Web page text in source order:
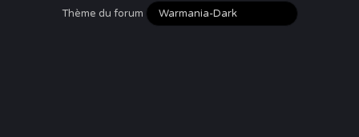
Thème du forum